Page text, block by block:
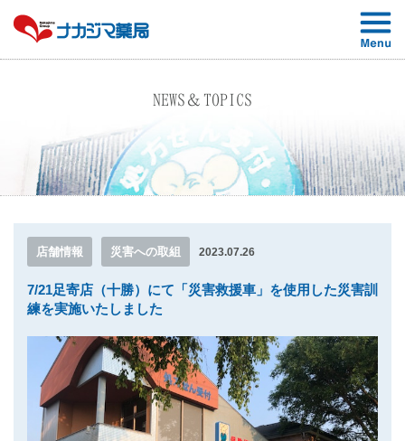
NEWS＆TOPICS
店舗情報 災害への取組 2023.07.26
7/21足寄店（十勝）にて「災害救援車」を使用した災害訓
練を実施いたしました